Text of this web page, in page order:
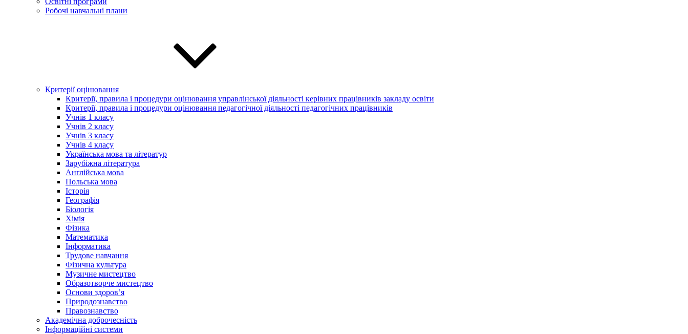
Робочі навчальні плани
Критерії оцінювання
Критерії, правила і процедури оцінювання управлінської діяльності керівних працівників закладу освіти
Критерії, правила і процедури оцінювання педагогічної діяльності педагогічних працівників
Учнів 1 класу
Учнів 2 класу
Учнів 3 класу
Учнів 4 класу
Українська мова та літератур
Зарубіжна література
Англійська мова
Польська мова
Історія
Географія
Біологія
Хімія
Фізика
Математика
Інформатика
Трудове навчання
Фізична культура
Музичне мистецтво
Образотворче мистецтво
Основи здоров’я
Природознавство
Правознавство
Академічна доброчесність
Інформаційні системи